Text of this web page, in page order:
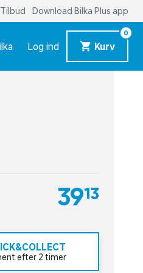
Tilbud Download Bilka Plus app
Log ind Kurv
0
39,13
efter 2 timer